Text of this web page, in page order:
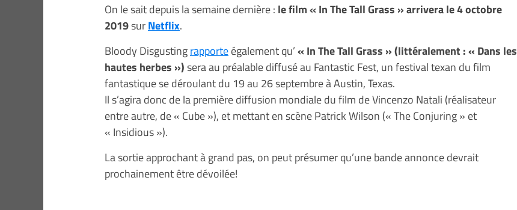
On le sait depuis la semaine dernière : le film « In The Tall Grass » arrivera le 4 octobre
2019surNetflix.
Bloody Disgustingrapporteégalement qu’« In The Tall Grass » (littéralement : « Dans les
hautes herbes »)sera au préalable diffusé au Fantastic Fest, un festival texan du film
fantastique se déroulant du 19 au 26 septembre à Austin, Texas.
Il s’agira donc de la première diffusion mondiale du film de Vincenzo Natali (réalisateur
entre autre, de « Cube »), et mettant en scène Patrick Wilson (« The Conjuring » et
« Insidious »).
La sortie approchant à grand pas, on peut présumer qu’une bande annonce devrait
prochainement être dévoilée!